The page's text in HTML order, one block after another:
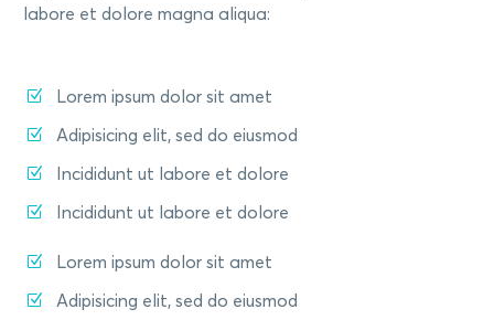
labore et dolore magna aliqua:
Lorem ipsum dolor sit amet
Adipisicing elit, sed do eiusmod
Incididunt ut labore et dolore
Incididunt ut labore et dolore
Lorem ipsum dolor sit amet
Adipisicing elit, sed do eiusmod